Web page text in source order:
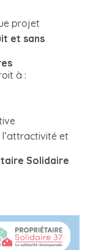
projet
et sans
à :
et
Solidaire